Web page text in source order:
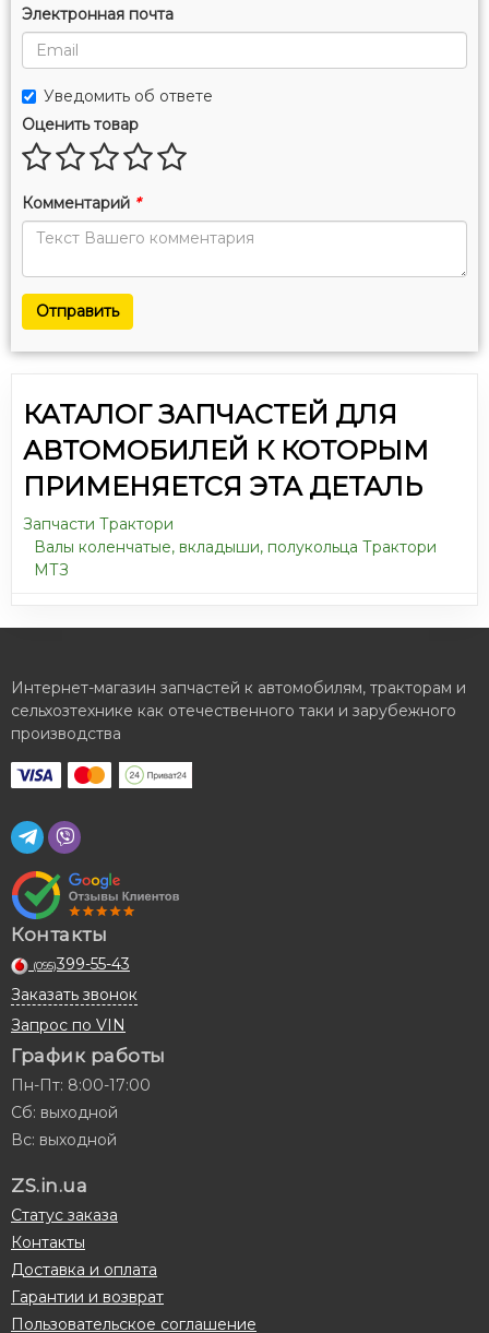
Электронная почта
Уведомить об ответе
Оценить товар
Комментарий *
Отправить
КАТАЛОГ ЗАПЧАСТЕЙ ДЛЯ
АВТОМОБИЛЕЙ К КОТОРЫМ
ПРИМЕНЯЕТСЯ ЭТА ДЕТАЛЬ
Запчасти Трактори
Валы коленчатые, вкладыши, полукольца Трактори
МТЗ
Интернет-магазин запчастей к автомобилям, тракторам и
сельхозтехнике как отечественного таки и зарубежного
производства
Контакты
(095)399-55-43
Заказать звонок
Запрос по VIN
График работы
Пн-Пт: 8:00-17:00
Сб: выходной
Вс: выходной
ZS.in.ua
Статус заказа
Контакты
Доставка и оплата
Гарантии и возврат
Пользовательское соглашение